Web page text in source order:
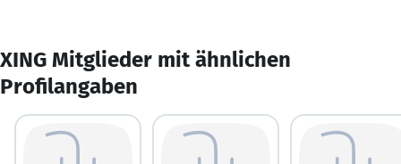
XING Mitglieder mit ähnlichen
Profilangaben